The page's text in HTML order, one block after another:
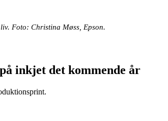
Foto: Christina Møss, Epson.
inkjet det kommende år